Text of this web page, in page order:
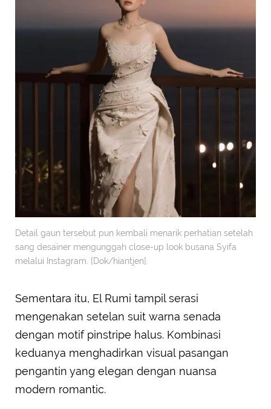
Detail gaun tersebut pun kembali menarik perhatian setelah
sang desainer mengunggah close-up look busana Syifa
melalui Instagram. [Dok/hiantjen].
Sementara itu, El Rumi tampil serasi
mengenakan setelan suit warna senada
dengan motif pinstripe halus. Kombinasi
keduanya menghadirkan visual pasangan
pengantin yang elegan dengan nuansa
modern romantic.